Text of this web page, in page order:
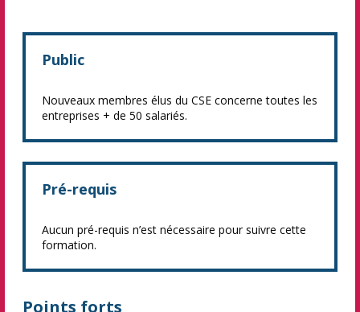
Public
Nouveaux membres élus du CSE concerne toutes les
entreprises + de 50 salariés.
Pré-requis
Aucun pré-requis n’est nécessaire pour suivre cette
formation.
Points forts